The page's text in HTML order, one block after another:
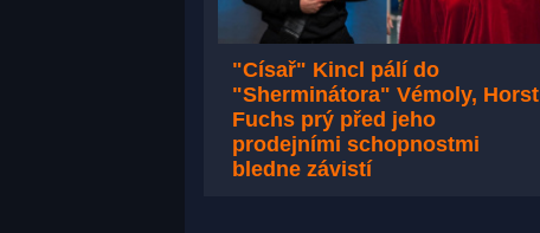
"Císař" Kincl pálí do
"Sherminátora" Vémoly, Horst
Fuchs prý před jeho
prodejními schopnostmi
bledne závistí